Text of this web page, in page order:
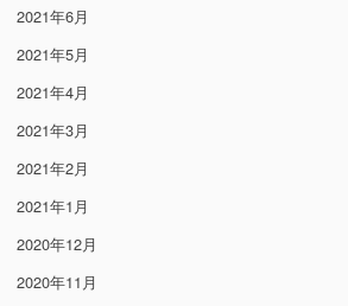
2021年6月
2021年5月
2021年4月
2021年3月
2021年2月
2021年1月
2020年12月
2020年11月